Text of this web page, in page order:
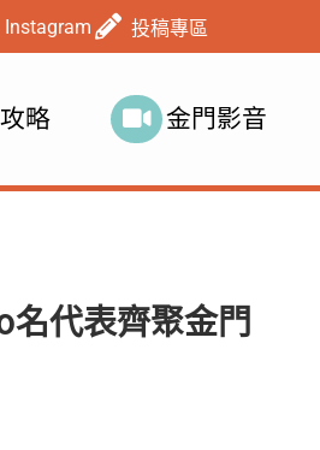
Instagram 投稿專區
略 金門影音
名代表齊聚金門